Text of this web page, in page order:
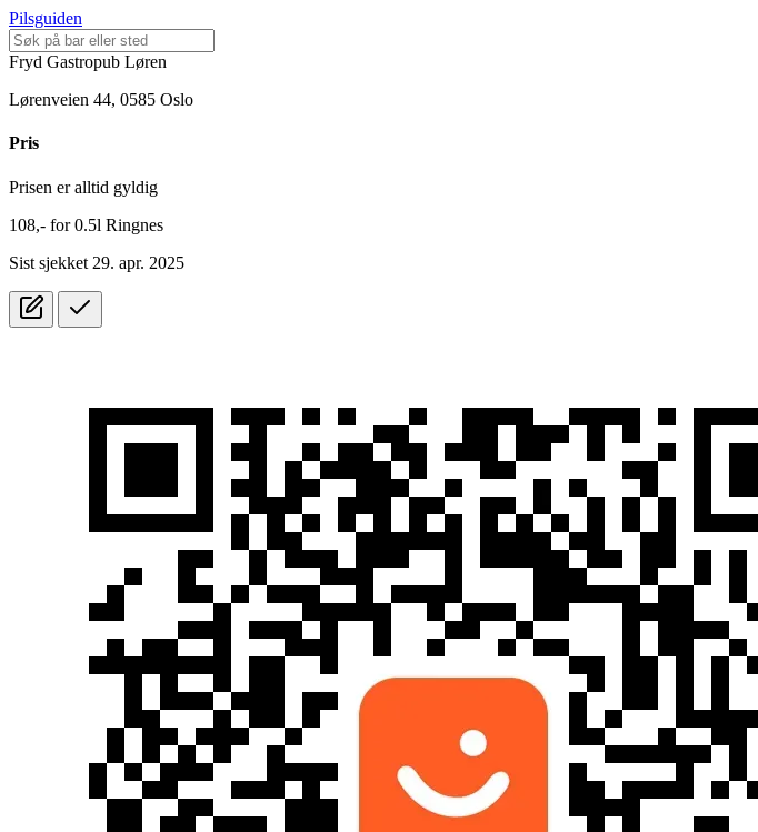
Pilsguiden
Fryd Gastropub Løren
Lørenveien 44, 0585 Oslo
Pris
Prisen er alltid gyldig
108,- for0.5l Ringnes
Sist sjekket 29. apr. 2025